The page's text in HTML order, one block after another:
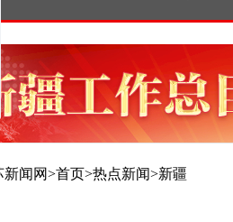
一发而动全
身的工作”
健身 共筑健康中国
新闻网>首页>热点新闻>新疆